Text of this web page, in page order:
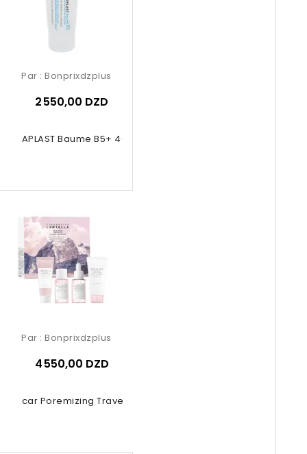
CICAPLAST Baume B5+ 40ml
Par : Bonprixdzplus
2 550,00 DZD
Poremizing Travel Kit 4 Pcs
Par : Bonprixdzplus
4 550,00 DZD